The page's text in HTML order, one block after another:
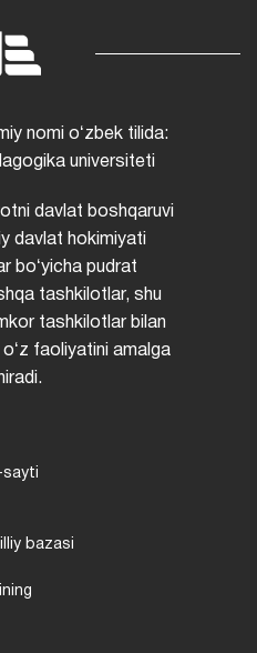
nomi oʻzbek tilida:
universiteti
davlat boshqaruvi
davlat hokimiyati
boʻyicha pudrat
tashkilotlar, shu
tashkilotlar bilan
faoliyatini amalga
sayti
bazasi